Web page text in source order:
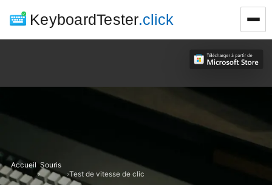
KeyboardTester.click
Accueil
›
Souris
›Test de vitesse de clic